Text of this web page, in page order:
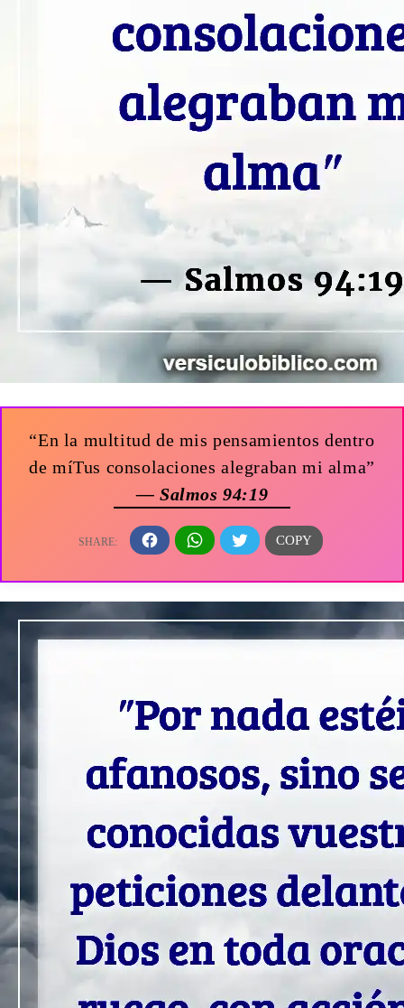
“En la multitud de mis pensamientos dentro
de míTus consolaciones alegraban mi alma”
— Salmos 94:19